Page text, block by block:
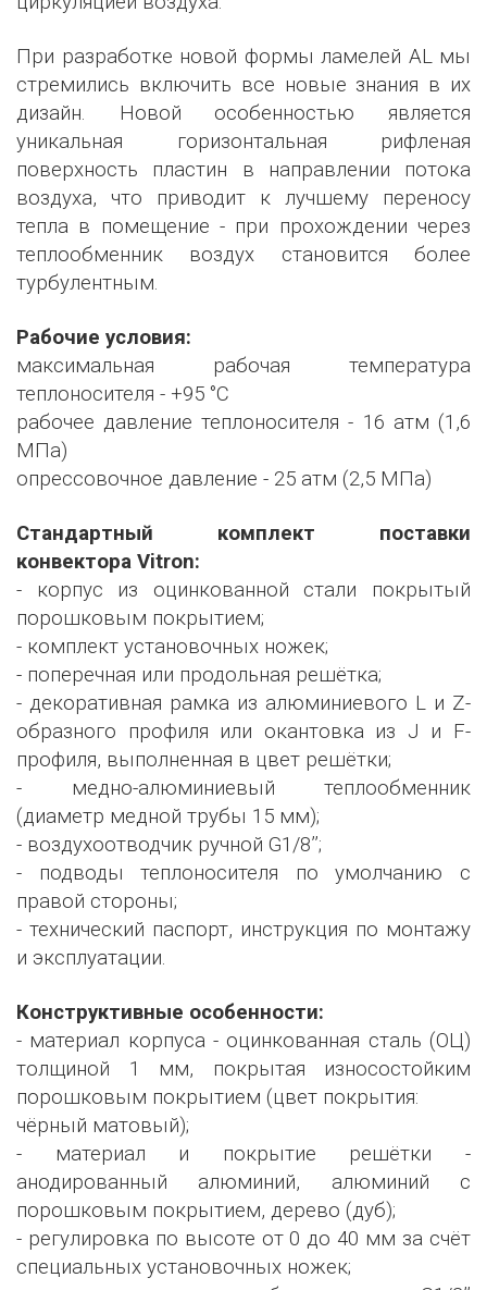
При разработке новой формы ламелей AL мы
стремились включить все новые знания в их
дизайн. Новой особенностью является
уникальная горизонтальная рифленая
поверхность пластин в направлении потока
воздуха, что приводит к лучшему переносу
тепла в помещение - при прохождении через
теплообменник воздух становится более
турбулентным.
Рабочие условия:
максимальная рабочая температура
теплоносителя - +95 °С
рабочее давление теплоносителя - 16 атм (1,6
МПа)
опрессовочное давление - 25 атм (2,5 МПа)
Стандартный комплект поставки
конвектора Vitron:
- корпус из оцинкованной стали покрытый
порошковым покрытием;
- комплект установочных ножек;
- поперечная или продольная решётка;
- декоративная рамка из алюминиевого L и Z-
образного профиля или окантовка из J и F-
профиля, выполненная в цвет решётки;
- медно-алюминиевый теплообменник
(диаметр медной трубы 15 мм);
- воздухоотводчик ручной G1/8’’;
- подводы теплоносителя по умолчанию с
правой стороны;
- технический паспорт, инструкция по монтажу
и эксплуатации.
Конструктивные особенности:
- материал корпуса - оцинкованная сталь (ОЦ)
толщиной 1 мм, покрытая износостойким
порошковым покрытием (цвет покрытия:
чёрный матовый);
- материал и покрытие решётки -
анодированный алюминий, алюминий с
порошковым покрытием, дерево (дуб);
- регулировка по высоте от 0 до 40 мм за счёт
специальных установочных ножек;